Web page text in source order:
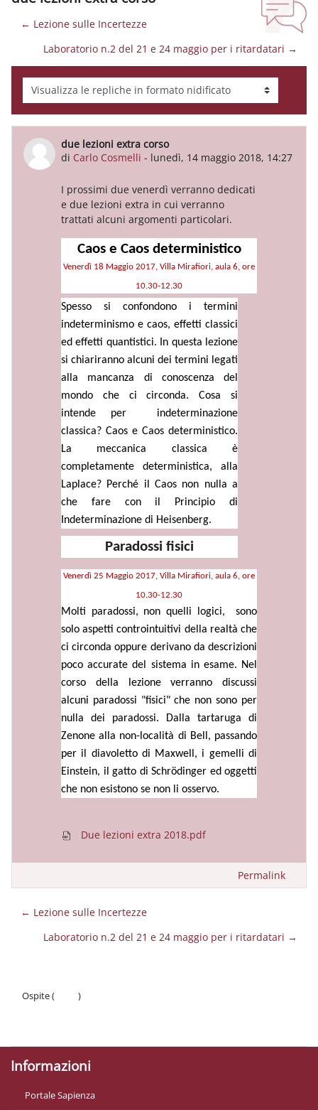
← Lezione sulle Incertezze
Laboratorio n.2 del 21 e 24 maggio per i ritardatari →
Modalità visualizzazione
due lezioni extra corso
di Carlo Cosmelli - lunedì, 14 maggio 2018, 14:27
Numero di risposte: 0
I prossimi due venerdì verranno dedicati
e due lezioni extra in cui verranno
trattati alcuni argomenti particolari.
Caos e Caos deterministico
Venerdì 18 Maggio 2017, Villa Mirafiori, aula 6, ore
10.30-12.30
Spesso si confondono i termini
indeterminismo e caos, effetti classici
ed effetti quantistici. In questa lezione
si chiariranno alcuni dei termini legati
alla mancanza di conoscenza del
mondo che ci circonda. Cosa si
intende per indeterminazione
classica? Caos e Caos deterministico.
La meccanica classica è
completamente deterministica, alla
Laplace? Perché il Caos non nulla a
che fare con il Principio di
Indeterminazione di Heisenberg.
Paradossi fisici
Venerdì 25 Maggio 2017, Villa Mirafiori, aula 6, ore
10.30-12.30
Molti paradossi, non quelli logici, sono
solo aspetti controintuitivi della realtà che
ci circonda oppure derivano da descrizioni
poco accurate del sistema in esame. Nel
corso della lezione verranno discussi
alcuni paradossi "fisici" che non sono per
nulla dei paradossi. Dalla tartaruga di
Zenone alla non-località di Bell, passando
per il diavoletto di Maxwell, i gemelli di
Einstein, il gatto di Schrödinger ed oggetti
che non esistono se non li osservo.
Due lezioni extra 2018.pdf
Permalink
← Lezione sulle Incertezze
Laboratorio n.2 del 21 e 24 maggio per i ritardatari →
Ospite (
)
Informazioni
Portale Sapienza